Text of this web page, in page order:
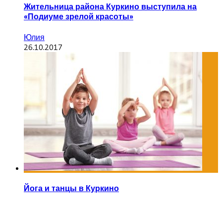
Жительница района Куркино выступила на
«Подиуме зрелой красоты»
Юлия
26.10.2017
Йога и танцы в Куркино